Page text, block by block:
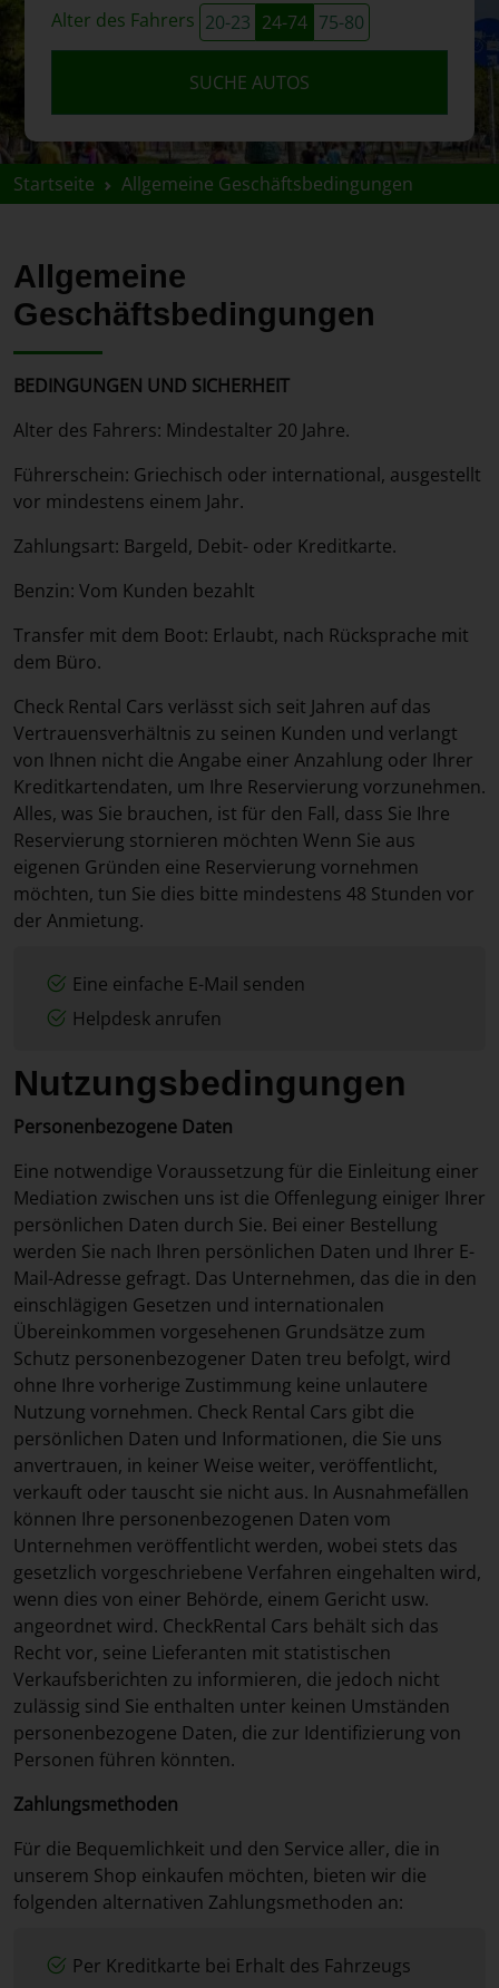
Alter des Fahrers 20-23 24-74 75-80
SUCHE AUTOS
Startseite Allgemeine Geschäftsbedingungen
Allgemeine
Geschäftsbedingungen
BEDINGUNGEN UND SICHERHEIT
Alter des Fahrers: Mindestalter 20 Jahre.
Führerschein: Griechisch oder international, ausgestellt
vor mindestens einem Jahr.
Zahlungsart: Bargeld, Debit- oder Kreditkarte.
Benzin: Vom Kunden bezahlt
Transfer mit dem Boot: Erlaubt, nach Rücksprache mit
dem Büro.
Check Rental Cars verlässt sich seit Jahren auf das
Vertrauensverhältnis zu seinen Kunden und verlangt
von Ihnen nicht die Angabe einer Anzahlung oder Ihrer
Kreditkartendaten, um Ihre Reservierung vorzunehmen.
Alles, was Sie brauchen, ist für den Fall, dass Sie Ihre
Reservierung stornieren möchten Wenn Sie aus
eigenen Gründen eine Reservierung vornehmen
möchten, tun Sie dies bitte mindestens 48 Stunden vor
der Anmietung.
Eine einfache E-Mail senden
Helpdesk anrufen
Nutzungsbedingungen
Personenbezogene Daten
Eine notwendige Voraussetzung für die Einleitung einer
Mediation zwischen uns ist die Offenlegung einiger Ihrer
persönlichen Daten durch Sie. Bei einer Bestellung
werden Sie nach Ihren persönlichen Daten und Ihrer E-
Mail-Adresse gefragt. Das Unternehmen, das die in den
einschlägigen Gesetzen und internationalen
Übereinkommen vorgesehenen Grundsätze zum
Schutz personenbezogener Daten treu befolgt, wird
ohne Ihre vorherige Zustimmung keine unlautere
Nutzung vornehmen. Check Rental Cars gibt die
persönlichen Daten und Informationen, die Sie uns
anvertrauen, in keiner Weise weiter, veröffentlicht,
verkauft oder tauscht sie nicht aus. In Ausnahmefällen
können Ihre personenbezogenen Daten vom
Unternehmen veröffentlicht werden, wobei stets das
gesetzlich vorgeschriebene Verfahren eingehalten wird,
wenn dies von einer Behörde, einem Gericht usw.
angeordnet wird. CheckRental Cars behält sich das
Recht vor, seine Lieferanten mit statistischen
Verkaufsberichten zu informieren, die jedoch nicht
zulässig sind Sie enthalten unter keinen Umständen
personenbezogene Daten, die zur Identifizierung von
Personen führen könnten.
Zahlungsmethoden
Für die Bequemlichkeit und den Service aller, die in
unserem Shop einkaufen möchten, bieten wir die
folgenden alternativen Zahlungsmethoden an:
Per Kreditkarte bei Erhalt des Fahrzeugs